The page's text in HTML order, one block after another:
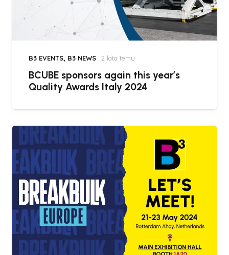
B3 EVENTS, B3 NEWS 2 lata temu
BCUBE sponsors again this year’s
Quality Awards Italy 2024